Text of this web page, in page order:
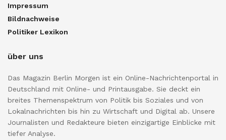
Impressum
Bildnachweise
Politiker Lexikon
über uns
Das Magazin Berlin Morgen ist ein Online-Nachrichtenportal in
Deutschland mit Online- und Printausgabe. Sie deckt ein
breites Themenspektrum von Politik bis Soziales und von
Lokalnachrichten bis hin zu Wirtschaft und Digital ab. Unsere
Journalisten und Redakteure bieten einzigartige Einblicke mit
tiefer Analyse.